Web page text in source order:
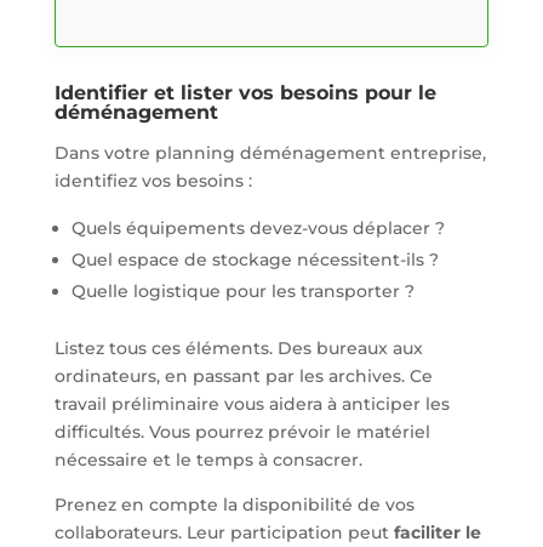
Identifier et lister vos besoins pour le
déménagement
Dans votre planning déménagement entreprise,
identifiez vos besoins :
Quels équipements devez-vous déplacer ?
Quel espace de stockage nécessitent-ils ?
Quelle logistique pour les transporter ?
Listez tous ces éléments. Des bureaux aux
ordinateurs, en passant par les archives. Ce
travail préliminaire vous aidera à anticiper les
difficultés. Vous pourrez prévoir le matériel
nécessaire et le temps à consacrer.
Prenez en compte la disponibilité de vos
collaborateurs. Leur participation peut faciliter le